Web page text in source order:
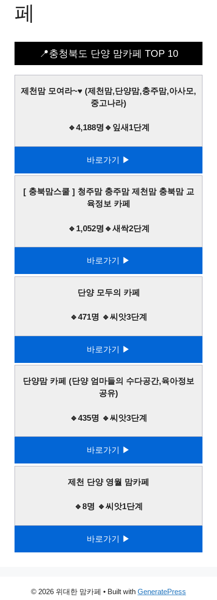
페
📍충청북도 단양 맘카페 TOP 10
제천맘 모여라~♥ (제천맘,단양맘,충주맘,아사모,
중고나라)
🔹4,188명🔹잎새1단계
바로가기 ▶
[ 충북맘스쿨 ] 청주맘 충주맘 제천맘 충북맘 교
육정보 카페
🔹1,052명🔹새싹2단계
바로가기 ▶
단양 모두의 카페
🔹471명 🔹씨앗3단계
바로가기 ▶
단양맘 카페 (단양 엄마들의 수다공간,육아정보
공유)
🔹435명 🔹씨앗3단계
바로가기 ▶
제천 단양 영월 맘카페
🔹8명 🔹씨앗1단계
바로가기 ▶
© 2026 위대한 맘카페 • Built with GeneratePress